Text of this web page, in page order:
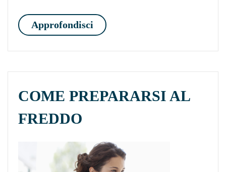
Approfondisci K-VITA C+B
COME PREPARARSI AL
FREDDO